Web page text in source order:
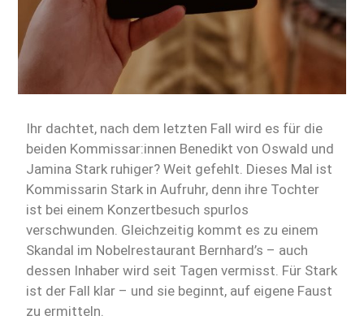
Ihr dachtet, nach dem letzten Fall wird es für die
beiden Kommissar:innen Benedikt von Oswald und
Jamina Stark ruhiger? Weit gefehlt. Dieses Mal ist
Kommissarin Stark in Aufruhr, denn ihre Tochter
ist bei einem Konzertbesuch spurlos
verschwunden. Gleichzeitig kommt es zu einem
Skandal im Nobelrestaurant Bernhard’s – auch
dessen Inhaber wird seit Tagen vermisst. Für Stark
ist der Fall klar – und sie beginnt, auf eigene Faust
zu ermitteln.